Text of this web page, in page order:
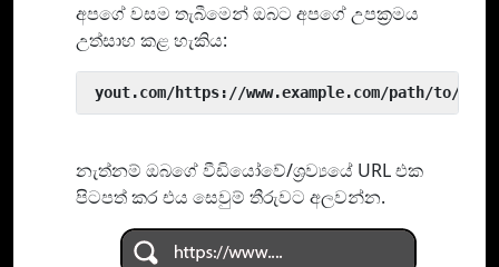
අපගේ වසම තැබීමෙන් ඔබට අපගේ උපක්‍රමය
උත්සාහ කළ හැකිය:
yout.com/https://www.example.com/path/to/
නැත්නම් ඔබගේ වීඩියෝවේ/ශ්‍රව්‍යයේ URL එක
පිටපත් කර එය සෙවුම් තීරුවට අලවන්න.